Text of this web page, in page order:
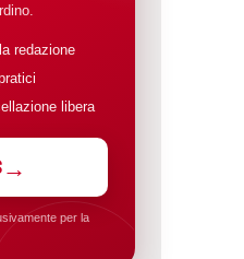
redazione
libera
per la